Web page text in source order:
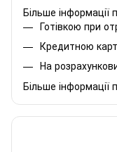
Більше інформації
Готівкою при
Кредитною
На
Більше інформації